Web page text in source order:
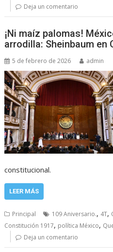
Deja un comentario
¡Ni maíz palomas!
arrodilla: Sheinbaum en
5 de febrero de 2026 admin
constitucional.
LEER MÁS
Principal 109 Aniversario., 4T,
Constitución 1917, política México,
Deja un comentario